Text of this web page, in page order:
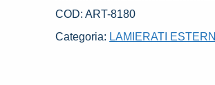
COD:ART-8180
Categoria: LAMIERATI ESTERNI